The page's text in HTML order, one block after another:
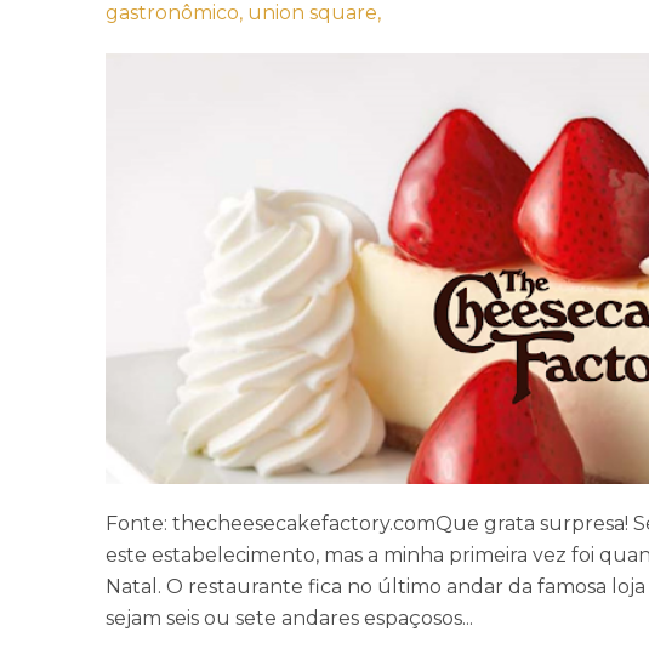
gastronômico, union square,
Fonte: thecheesecakefactory.comQue grata surpresa!
este estabelecimento, mas a minha primeira vez foi
Natal. O restaurante fica no último andar da famosa
sejam seis ou sete andares espaçosos...